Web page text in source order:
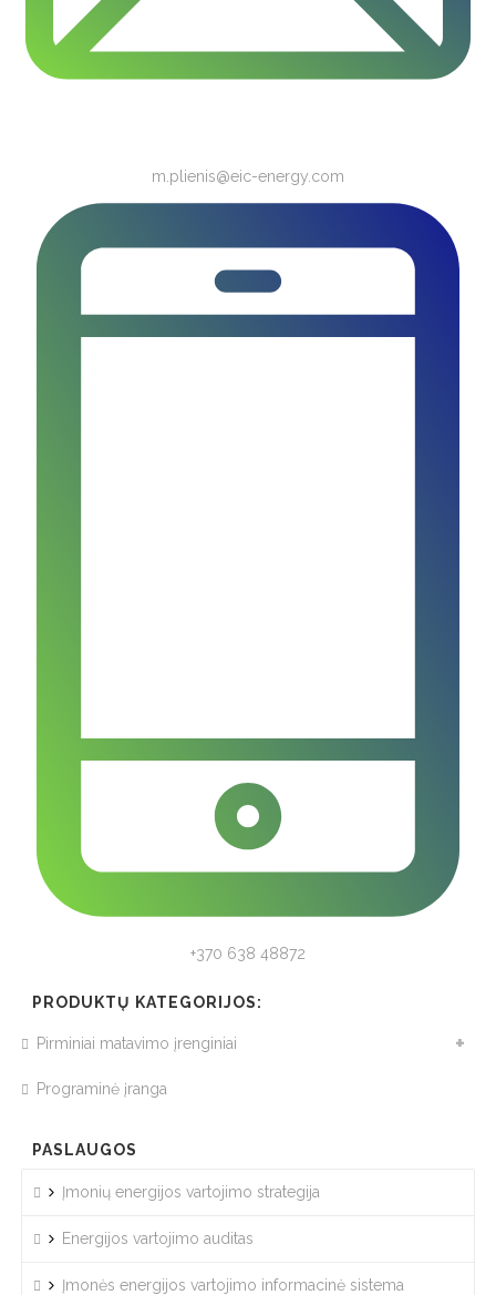
m.plienis@eic-energy.com
+370 638 48872
PRODUKTŲ KATEGORIJOS:
Pirminiai matavimo įrenginiai
Programinė įranga
PASLAUGOS
Įmonių energijos vartojimo strategija
Energijos vartojimo auditas
Įmonės energijos vartojimo informacinė sistema